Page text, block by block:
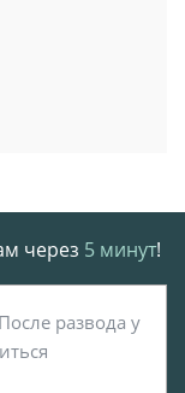
через 5 минут!